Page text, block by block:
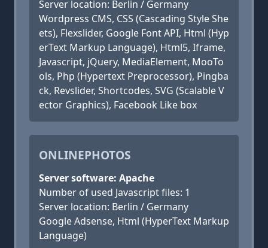
Server location: Berlin / Germany
Wordpress CMS, CSS (Cascading Style She
ets), Flexslider, Google Font API, Html (Hyp
erText Markup Language), Html5, Iframe,
Javascript, jQuery, MediaElement, MooTo
ols, Php (Hypertext Preprocessor), Pingba
ck, Revslider, Shortcodes, SVG (Scalable V
ector Graphics), Facebook Like box
ONLINEPHOTOS
Server software: Apache
Number of used Javascript files: 1
Server location: Berlin / Germany
Google Adsense, Html (HyperText Markup
Language)